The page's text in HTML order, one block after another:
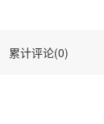
累计评论(0)